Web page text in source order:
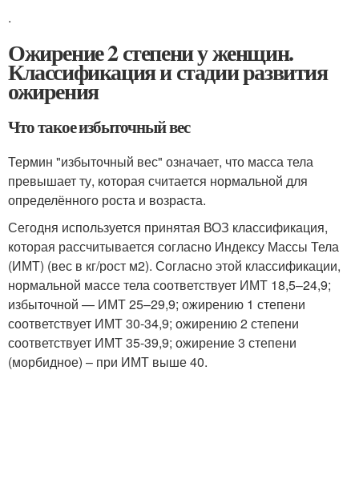
.
Ожирение 2 степени у женщин.
Классификация и стадии развития
ожирения
Что такое избыточный вес
Термин "избыточный вес" означает, что масса тела
превышает ту, которая считается нормальной для
определённого роста и возраста.
Сегодня используется принятая ВОЗ классификация,
которая рассчитывается согласно Индексу Массы Тела
(ИМТ) (вес в кг/рост м2). Согласно этой классификации,
нормальной массе тела соответствует ИМТ 18,5–24,9;
избыточной — ИМТ 25–29,9; ожирению 1 степени
соответствует ИМТ 30-34,9; ожирению 2 степени
соответствует ИМТ 35-39,9; ожирение 3 степени
(морбидное) – при ИМТ выше 40.